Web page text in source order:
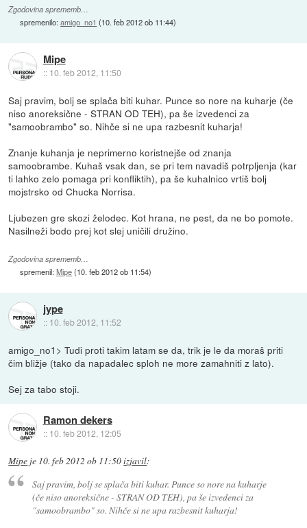
Zgodovina sprememb…
spremenilo:amigo_no1 (10. feb 2012 ob 11:44)
Mipe
:: 10. feb 2012, 11:50
Saj pravim, bolj se splača biti kuhar. Punce so nore na kuharje (če
niso anoreksične - STRAN OD TEH), pa še izvedenci za
"samoobrambo" so. Nihče si ne upa razbesnit kuharja!
Znanje kuhanja je neprimerno koristnejše od znanja
samoobrambe. Kuhaš vsak dan, se pri tem navadiš potrpljenja (kar
ti lahko zelo pomaga pri konfliktih), pa še kuhalnico vrtiš bolj
mojstrsko od Chucka Norrisa.
Ljubezen gre skozi želodec. Kot hrana, ne pest, da ne bo pomote.
Nasilneži bodo prej kot slej uničili družino.
Zgodovina sprememb…
spremenil:Mipe(10. feb 2012 ob 11:54)
jype
:: 10. feb 2012, 11:52
amigo_no1> Tudi proti takim latam se da, trik je le da moraš priti
čim bližje (tako da napadalec sploh ne more zamahniti z lato).
Sej za tabo stoji.
Ramon dekers
:: 10. feb 2012, 12:05
Mipe je 10. feb 2012 ob 11:50izjavil:
Saj pravim, bolj se splača biti kuhar. Punce so nore na kuharje
(če niso anoreksične - STRAN OD TEH), pa še izvedenci za
"samoobrambo" so. Nihče si ne upa razbesnit kuharja!